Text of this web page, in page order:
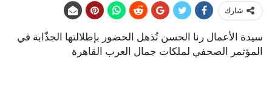
شارك
سيدة الأعمال رنا الحسن تُذهل الحضور بإطلالتها الجذّابة في
المؤتمر الصحفي لملكات جمال العرب القاهرة